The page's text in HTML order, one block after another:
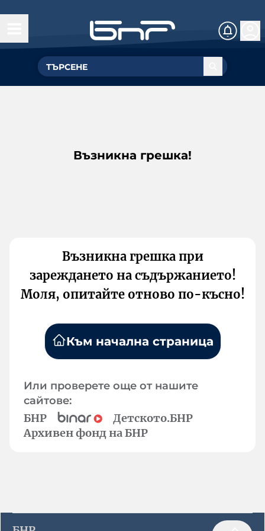
Възникна грешка!
Възникна грешка при
зареждането на съдържанието!
Моля, опитайте отново по-късно!
Към начална страница
Или проверете още от нашите
сайтове:
БНР
Детското.БНР
Архивен фонд на БНР